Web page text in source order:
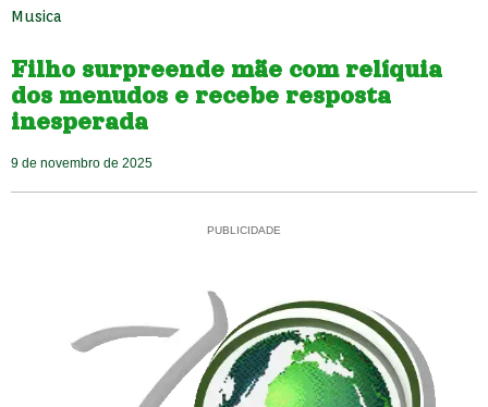
Musica
Filho surpreende mãe com relíquia
dos menudos e recebe resposta
inesperada
9 de novembro de 2025
PUBLICIDADE